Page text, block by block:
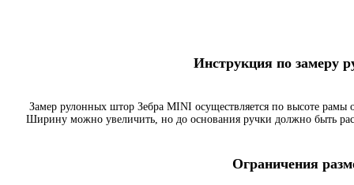
Инструкция по
Замер рулонных штор Зебра MINI осуществляется по высоте
Ширину можно увеличить, но до основания ручки должно быть
Ограничения